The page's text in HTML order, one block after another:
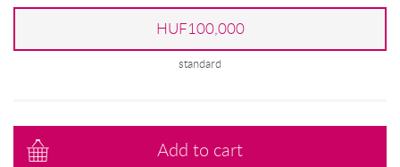
HUF100,000
standard
Add to cart